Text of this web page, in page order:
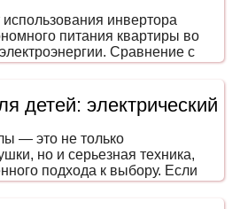
инвертора
питания квартиры во
Сравнение с
power station. На что
детей: электрический
— это не только
но и серьезная техника,
подхода к выбору. Если
квадроцикл для